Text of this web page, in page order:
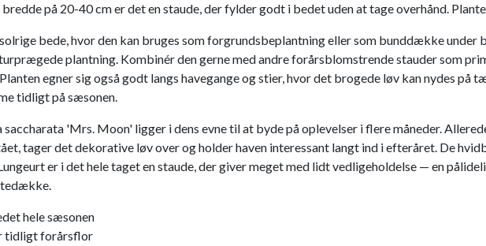
på 20-40 cm er det en staude, der fylder godt i bedet uden at tage overhånd.
bede, hvor den kan bruges som forgrundsbeplantning eller som bunddække under
plantning. Kombinér den gerne med andre forårsblomstrende stauder som
egner sig også godt langs havegange og stier, hvor det brogede løv kan nydes
tidligt på sæsonen.
'Mrs. Moon' ligger i dens evne til at byde på oplevelser i flere måneder.
tager det dekorative løv over og holder haven interessant langt ind i efteråret. De
er i det hele taget en staude, der giver meget med lidt vedligeholdelse — en
hele sæsonen
tidligt forårsflor